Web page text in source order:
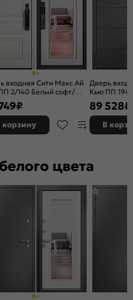
Ручка, накладки
матовый/Белый матовый
входная Сити Макс Ай
2/140 Белый софт/
софт, 2 замка
₽
корзину
Дверь
Кью ПП
Белый
89 528₽
В
цвета